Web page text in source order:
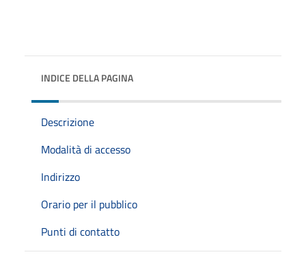
INDICE DELLA PAGINA
Descrizione
Modalità di accesso
Indirizzo
Orario per il pubblico
Punti di contatto